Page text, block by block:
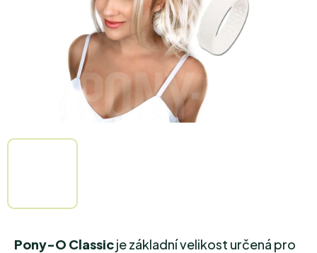
Pony-O Classicje základní velikost určená pro